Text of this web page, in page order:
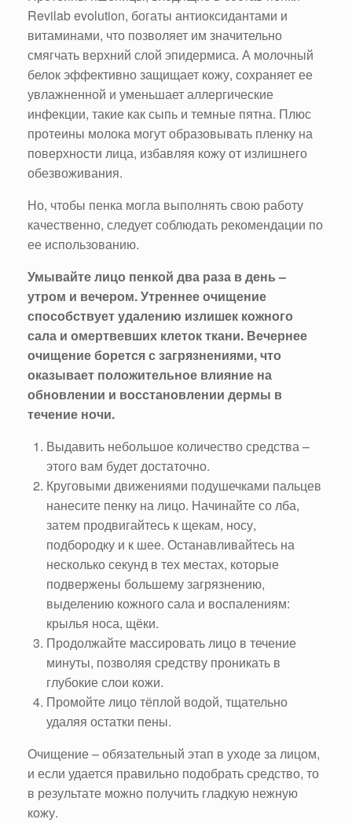
Revilab evolution, богаты антиоксидантами и
витаминами, что позволяет им значительно
смягчать верхний слой эпидермиса. А молочный
белок эффективно защищает кожу, сохраняет ее
увлажненной и уменьшает аллергические
инфекции, такие как сыпь и темные пятна. Плюс
протеины молока могут образовывать пленку на
поверхности лица, избавляя кожу от излишнего
обезвоживания.
Но, чтобы пенка могла выполнять свою работу
качественно, следует соблюдать рекомендации по
ее использованию.
Умывайте лицо пенкой два раза в день –
утром и вечером. Утреннее очищение
способствует удалению излишек кожного
сала и омертвевших клеток ткани. Вечернее
очищение борется с загрязнениями, что
оказывает положительное влияние на
обновлении и восстановлении дермы в
течение ночи.
Выдавить небольшое количество средства –
этого вам будет достаточно.
Круговыми движениями подушечками пальцев
нанесите пенку на лицо. Начинайте со лба,
затем продвигайтесь к щекам, носу,
подбородку и к шее. Останавливайтесь на
несколько секунд в тех местах, которые
подвержены большему загрязнению,
выделению кожного сала и воспалениям:
крылья носа, щёки.
Продолжайте массировать лицо в течение
минуты, позволяя средству проникать в
глубокие слои кожи.
Промойте лицо тёплой водой, тщательно
удаляя остатки пены.
Очищение – обязательный этап в уходе за лицом,
и если удается правильно подобрать средство, то
в результате можно получить гладкую нежную
кожу.